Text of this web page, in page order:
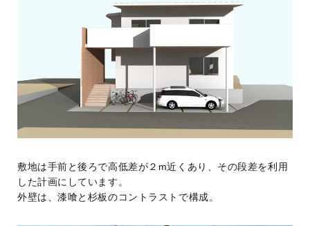
敷地は手前と後ろで高低差が２m近くあり、その段差を利用
した計画にしています。
外壁は、漆喰と杉板のコントラストで構成。